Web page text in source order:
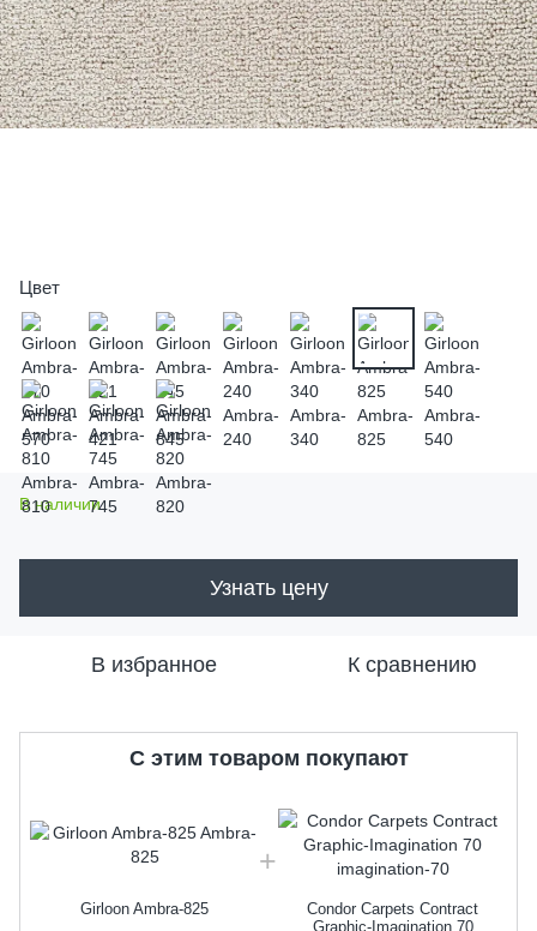
Цвет
В наличии
Узнать цену
В избранное К сравнению
C этим товаром покупают
Girloon Ambra-825
Condor Carpets Contract
Graphic-Imagination 70